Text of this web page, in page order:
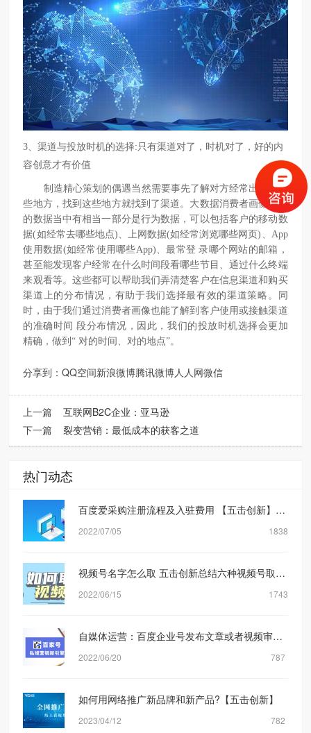
3、渠道与投放时机的选择:只有渠道对了，时机对了，好的内
容创意才有价值
制造精心策划的偶遇当然需要事先了解对方经常出没于哪
些地方，找到这些地方就找到了渠道。大数据消费者画像采集
的数据当中有相当一部分是行为数据，可以包括客户的移动数
据(如经常去哪些地点)、上网数据(如经常浏览哪些网页)、App
使用数据(如经常使用哪些App)、最常登 录哪个网站的邮箱，
甚至能发现客户经常在什么时间段看哪些节目、通过什么终端
来观看等。这些都可以帮助我们弄清楚客户在信息渠道和购买
渠道上的分布情况，有助于我们选择最有效的渠道策略。同
时，由于我们通过消费者画像也能了解到客户使用或接触渠道
的准确时间 段分布情况，因此，我们的投放时机选择会更加
精确，做到“ 对的时间、对的地点”。
分享到：QQ空间新浪微博腾讯微博人人网微信
上一篇互联网B2C企业：亚马逊
下一篇裂变营销：最低成本的获客之道
热门动态
百度爱采购注册流程及入驻费用 【五击创新】网络营销公司
2022/07/05 1838
视频号名字怎么取 五击创新总结六种视频号取名方式
2022/06/15 1743
自媒体运营：百度企业号发布文章或者视频审核规则机制是什么？【五击创新】
2022/06/20 787
如何用网络推广新品牌和新产品?【五击创新】
2023/04/12 782